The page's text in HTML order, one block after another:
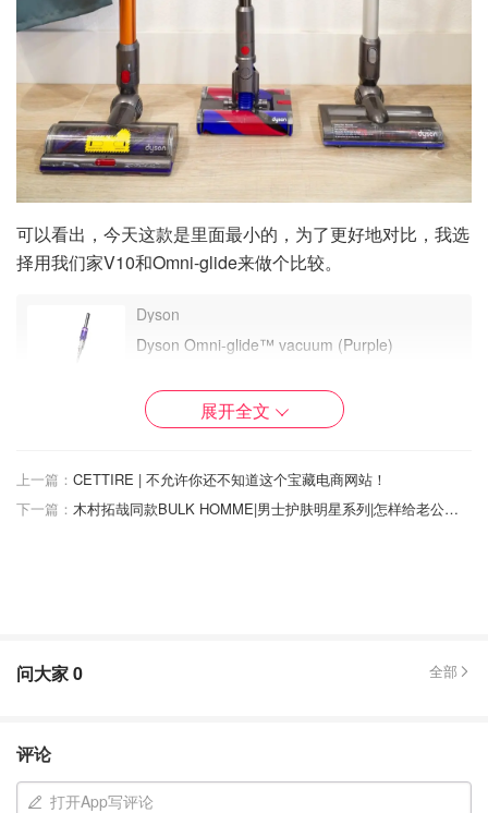
可以看出，今天这款是里面最小的，为了更好地对比，我选
择用我们家V10和Omni-glide来做个比较。
Dyson Omni-glide™ vacuum (Purple)
$399.99
Dyson
Dyson Cyclone V10 Absolute 无绳吸尘器
快递送过来外部有一层纸壳，包装的很好，抽拉出来就是
就知道这款吸尘器不大。
展开全文
上一篇： CETTIRE | 不允许你还不知道这个宝藏电商网站！
下一篇：
木村拓哉同款BULK HOMME|男士护肤明星系列|怎样给老公选洁面护肤美发产品
问大家0 全部
评论
打开App写评论